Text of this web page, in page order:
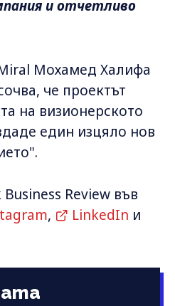
и отчетливо
Мохамед Халифа
че проектът
на визионерското
един изцяло нов
Review във
, LinkedIn и